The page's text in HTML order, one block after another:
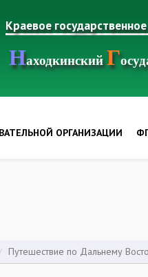
Краевое
НаходкинскийГ
ОРГАНИЗАЦИИ
Путешествие по Дальнему